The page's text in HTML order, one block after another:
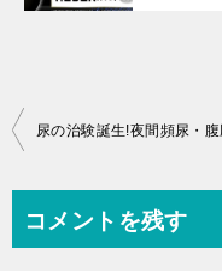
投
ビ
コメントを残す